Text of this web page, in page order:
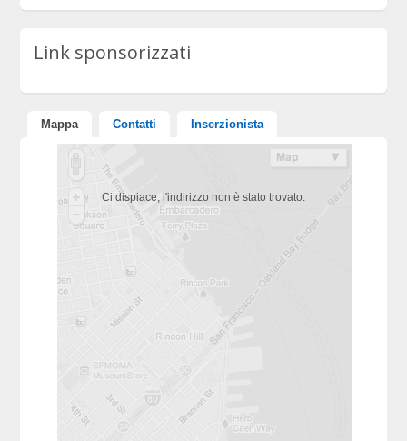
Link sponsorizzati
Mappa Contatti Inserzionista
Ci dispiace, l'indirizzo non è stato trovato.